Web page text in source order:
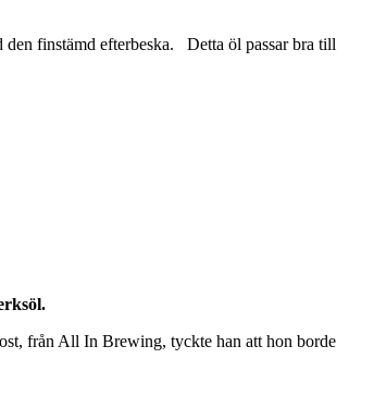
finstämd efterbeska. Detta öl passar bra till
från All In Brewing, tyckte han att hon borde